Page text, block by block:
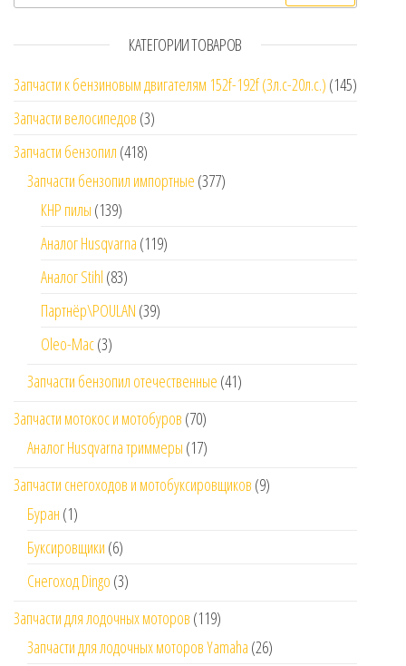
КАТЕГОРИИ ТОВАРОВ
Запчасти к бензиновым двигателям 152f-192f (3л.с-20л.с.) (145)
Запчасти велосипедов (3)
Запчасти бензопил (418)
Запчасти бензопил импортные (377)
КНР пилы (139)
Аналог Husqvarna (119)
Аналог Stihl (83)
Партнёр\POULAN (39)
Oleo-Mac(3)
Запчасти бензопил отечественные (41)
Запчасти мотокос и мотобуров (70)
Аналог Husqvarna триммеры (17)
Запчасти снегоходов и мотобуксировщиков (9)
Буран (1)
Буксировщики (6)
Снегоход Dingo (3)
Запчасти для лодочных моторов (119)
Запчасти для лодочных моторов Yamaha (26)